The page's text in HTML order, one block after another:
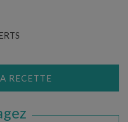
RECETTE